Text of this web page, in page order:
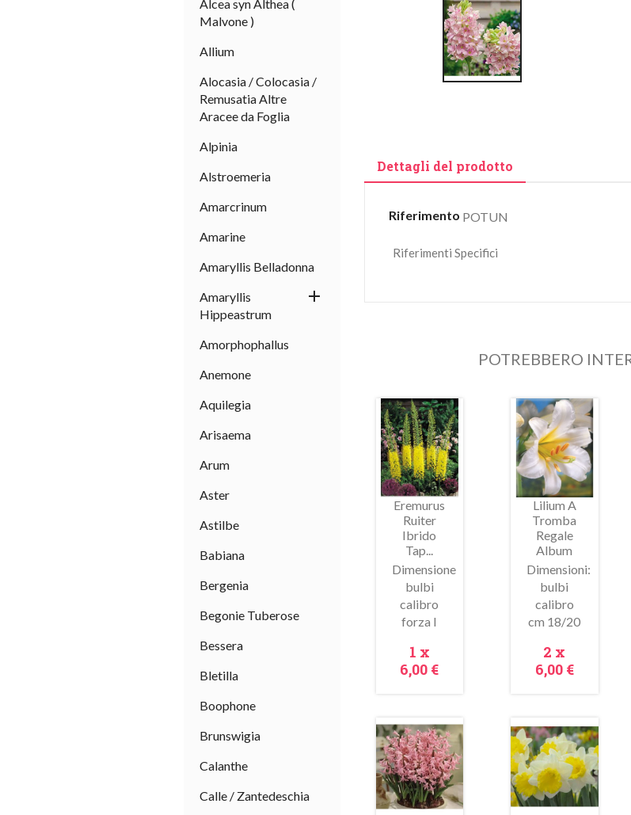
Alcea syn Althea (
Malvone )
Allium
Alocasia / Colocasia /
Remusatia Altre
Aracee da Foglia
Alpinia
Alstroemeria
Amarcrinum
Amarine
Amaryllis Belladonna
Amaryllis
Hippeastrum

Amorphophallus
Anemone
Aquilegia
Arisaema
Arum
Aster
Astilbe
Babiana
Bergenia
Begonie Tuberose
Bessera
Bletilla
Boophone
Brunswigia
Calanthe
Calle / Zantedeschia
Dettagli del prodotto
Riferimento POTUN
Riferimenti Specifici
POTREBBERO
Anteprima
Eremurus
Ruiter
Ibrido
Tap...
Dimensione
bulbi
calibro
forza I
Prezzo
1 x
6,00 €
Anteprima
Lilium A
Tromba
Regale
Album
Dimensioni:
bulbi
calibro
cm 18/20
Prezzo
2 x
6,00 €
saldo!